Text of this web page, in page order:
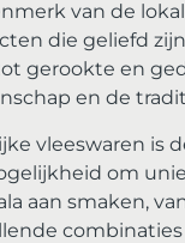
van de
die geliefd
gerookte en
en de
vleeswaren is
om
aan smaken,